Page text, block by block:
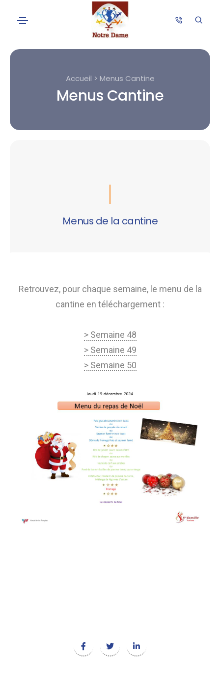
Accueil > Menus Cantine
Menus Cantine
Menus de la cantine
Retrouvez, pour chaque semaine, le menu de la
cantine en téléchargement :
> Semaine 48
> Semaine 49
> Semaine 50